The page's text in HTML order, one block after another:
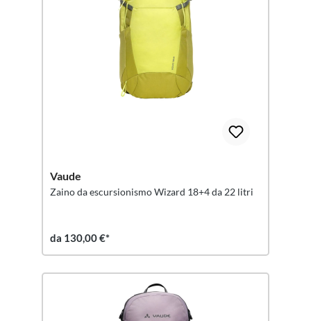
Vaude
Zaino da escursionismo Wizard 18+4 da 22 litri
da 130,00 €*